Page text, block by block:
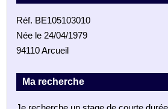
Réf. BE105103010
Née le 24/04/1979
94110 Arcueil
Ma recherche